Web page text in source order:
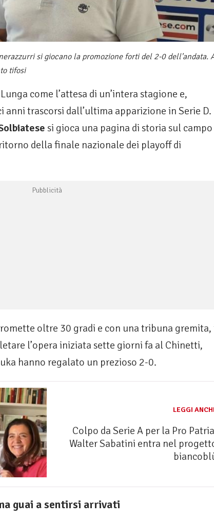
si giocano la promozione forti del 2-0 dell'andata.
tifosi
come l’attesa di un’intera stagione e,
trascorsi dall’ultima apparizione in Serie D.
si gioca una pagina di storia sul campo
della finale nazionale dei playoff di
oltre 30 gradi e con una tribuna gremita,
l’opera iniziata sette giorni fa al Chinetti,
hanno regalato un prezioso 2-0.
LEGGI
Colpo da Serie A per la Pro
Walter Sabatini entra nel
guai a sentirsi arrivati